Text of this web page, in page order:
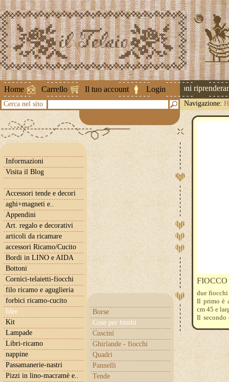
Home Carrello Il tuo account Login
Attenzione ! Le spedizioni
Cerca nel sito Navigazione:
Informazioni
Visita il Blog
Accessori tende e decori
aghi+magneti e..
Appendini
Art. regalo e decorativi
articoli da ricamare
accessori Ricamo/Cucito
Bordi in LINO e AIDA
Bottoni
Cornici-telaietti-fiocchi
filo ricamo e aguglieria
forbici ricamo-cucito
Idee
Borse
Cose per bimbi
Cuscini
Ghirlande - fiocchi
Quadri
Pannelli
Tende
Kit
Lampade
Libri-ricamo
nappine
Passamanerie-nastri
Pizzi in lino-macramè e..
due fiocchi
Il primo è
cm 45 e
Il secondo
Sono
che non
possiamo